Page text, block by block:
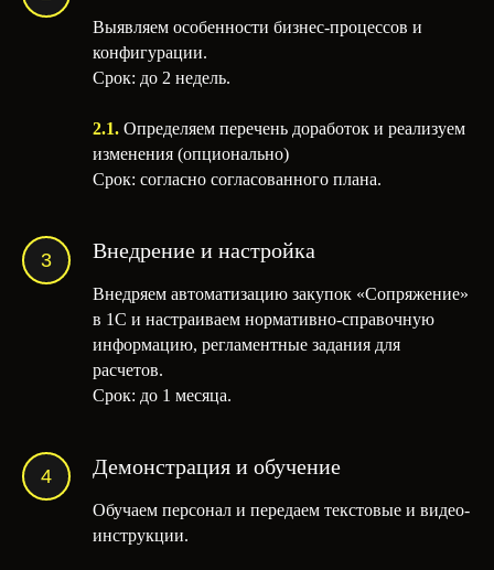
Выявляем особенности бизнес-процессов и
конфигурации.
Срок: до 2 недель.
2.1. Определяем перечень доработок и реализуем
изменения (опционально)
Срок: согласно согласованного плана.
Внедрение и настройка
Внедряем автоматизацию закупок «Сопряжение»
в 1С и настраиваем нормативно-справочную
информацию, регламентные задания для
расчетов.
Срок: до 1 месяца.
Демонстрация и обучение
Обучаем персонал и передаем текстовые и видео-
инструкции.